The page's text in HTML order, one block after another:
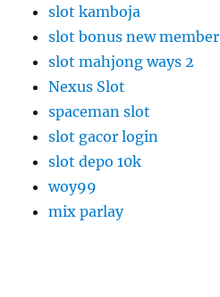
slot kamboja
slot bonus new member
slot mahjong ways 2
Nexus Slot
spaceman slot
slot gacor login
slot depo 10k
woy99
mix parlay